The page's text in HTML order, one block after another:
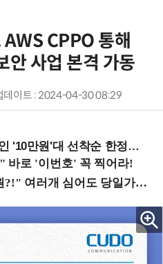
CPPO 통해
안 사업 본격 가동
데이트 : 2024-04-30 08:29
만원'대 선착순 한정판매!